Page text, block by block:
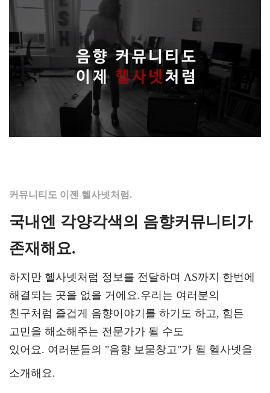
커뮤니티도 이젠 헬사넷처럼.
국내엔 각양각색의 음향커뮤니티가
존재해요.
하지만 헬사넷처럼 정보를 전달하며 AS까지 한번에
해결되는 곳을 없을 거에요.우리는 여러분의
친구처럼 즐겁게 음향이야기를 하기도 하고, 힘든
고민을 해소해주는 전문가가 될 수도
있어요. 여러분들의 "음향 보물창고"가 될 헬사넷을
소개해요.